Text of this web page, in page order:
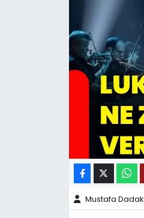
Mustafa Dadak
11:11 MANŞET